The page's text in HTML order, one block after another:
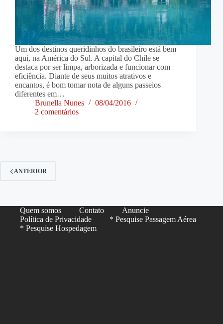
Um dos destinos queridinhos do brasileiro está bem
aqui, na América do Sul. A capital do Chile se
destaca por ser limpa, arborizada e funcionar com
eficiência. Diante de seus muitos atrativos e
encantos, é bom tomar nota de alguns passeios
diferentes em…
Brunella Nunes
08/04/2016
2 comentários
ANTERIOR
Quem somos Contato
Anuncie
Política de Privacidade
* Pesquise Passagem Aérea
* Pesquise Hospedagem